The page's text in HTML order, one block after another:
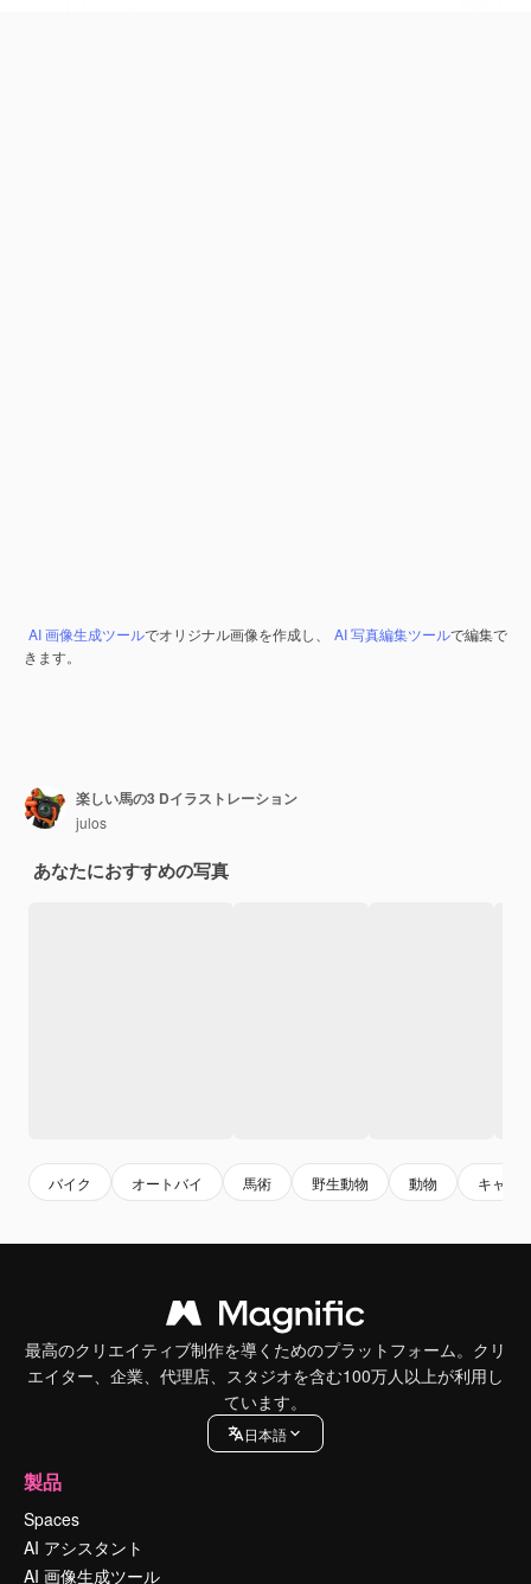
AI 画像生成ツールでオリジナル画像を作成し、 AI 写真編集ツールで編集で
きます。
楽しい馬の3 Dイラストレーション
julos
あなたにおすすめの写真
バイク オートバイ 馬術 野生動物 動物 キャラ
最高のクリエイティブ制作を導くためのプラットフォーム。クリ
エイター、企業、代理店、スタジオを含む100万人以上が利用し
ています。
日本語
製品
Spaces
AI アシスタント
AI 画像生成ツール